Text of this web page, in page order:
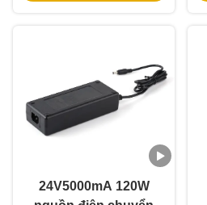
24V5000mA 120W